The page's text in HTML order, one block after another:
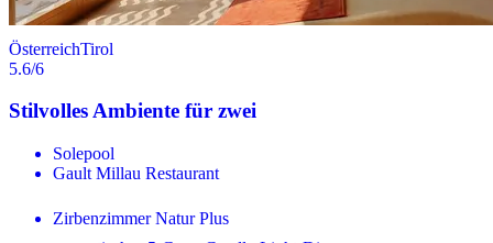
ÖsterreichTirol
5.6/6
Stilvolles Ambiente für zwei
Solepool
Gault Millau Restaurant
Zirbenzimmer Natur Plus